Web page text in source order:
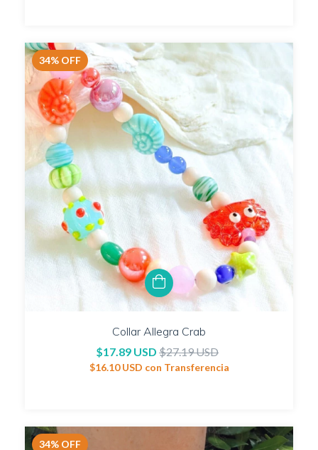
34% OFF
Collar Allegra Crab
$17.89 USD $27.19 USD
$16.10 USD con Transferencia
34% OFF